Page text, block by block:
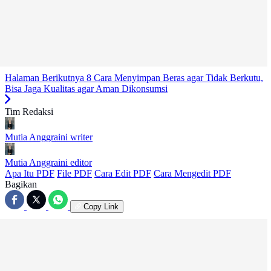
Halaman Berikutnya 8 Cara Menyimpan Beras agar Tidak Berkutu,
Bisa Jaga Kualitas agar Aman Dikonsumsi
Tim Redaksi
Mutia Anggraini writer
Mutia Anggraini editor
Apa Itu PDF File PDF Cara Edit PDF Cara Mengedit PDF
Bagikan
Copy Link